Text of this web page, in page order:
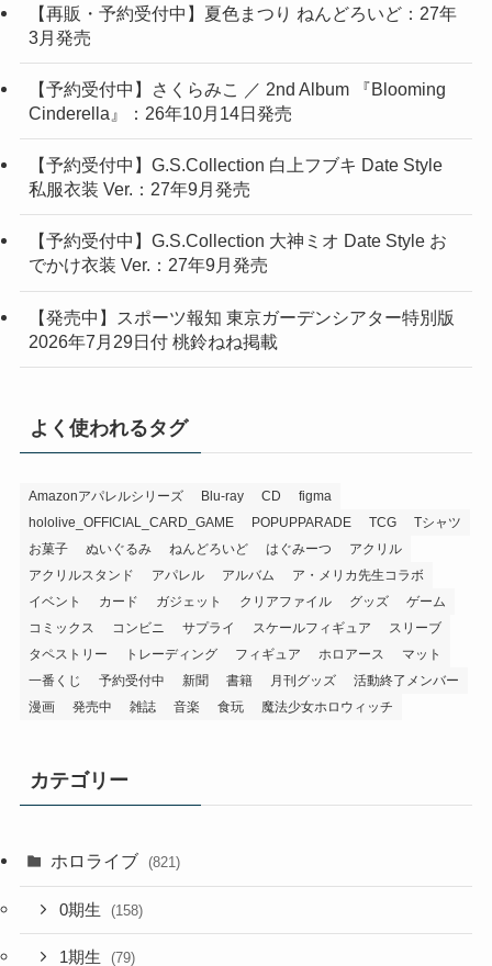
【再販・予約受付中】夏色まつり ねんどろいど：27年
3月発売
【予約受付中】さくらみこ ／ 2nd Album 『Blooming
Cinderella』：26年10月14日発売
【予約受付中】G.S.Collection 白上フブキ Date Style
私服衣装 Ver.：27年9月発売
【予約受付中】G.S.Collection 大神ミオ Date Style お
でかけ衣装 Ver.：27年9月発売
【発売中】スポーツ報知 東京ガーデンシアター特別版
2026年7月29日付 桃鈴ねね掲載
よく使われるタグ
Amazonアパレルシリーズ Blu-ray CD
figma
hololive_OFFICIAL_CARD_GAME
POPUPPARADE TCG
Tシャツ
お菓子
ぬいぐるみ ねんどろいど はぐみーつ
アクリル
アクリルスタンド
アパレル アルバム
ア・メリカ先生コラボ
イベント
カード ガジェット クリアファイル グッズ
ゲーム
コミックス
コンビニ サプライ スケールフィギュア
スリーブ
タペストリー
トレーディング フィギュア ホロアース
マット
一番くじ
予約受付中 新聞 書籍 月刊グッズ
活動終了メンバー
漫画
発売中 雑誌 音楽 食玩 魔法少女ホロウィッチ
カテゴリー
ホロライブ (821)
0期生 (158)
1期生 (79)